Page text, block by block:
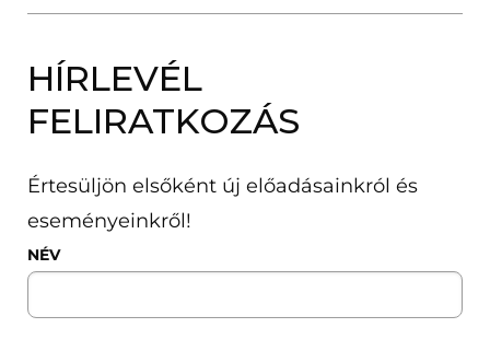
HÍRLEVÉL
FELIRATKOZÁS
Értesüljön elsőként új előadásainkról és
eseményeinkről!
NÉV